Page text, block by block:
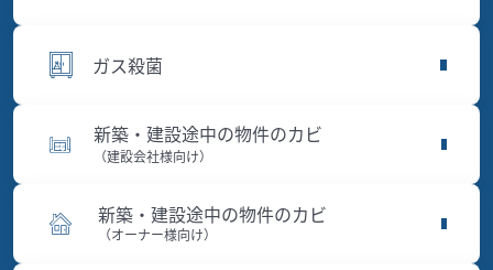
ガス殺菌
新築・建設途中の物件のカビ
（建設会社様向け）
新築・建設途中の物件のカビ
（オーナー様向け）